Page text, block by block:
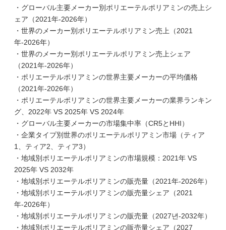
・グローバル主要メーカー別ポリエーテルポリアミンの売上シ
ェア（2021年-2026年）
・世界のメーカー別ポリエーテルポリアミン売上（2021
年-2026年）
・世界のメーカー別ポリエーテルポリアミン売上シェア
（2021年-2026年）
・ポリエーテルポリアミンの世界主要メーカーの平均価格
（2021年-2026年）
・ポリエーテルポリアミンの世界主要メーカーの業界ランキン
グ、2022年 VS 2025年 VS 2024年
・グローバル主要メーカーの市場集中率（CR5とHHI）
・企業タイプ別世界のポリエーテルポリアミン市場（ティア
1、ティア2、ティア3）
・地域別ポリエーテルポリアミンの市場規模：2021年 VS
2025年 VS 2032年
・地域別ポリエーテルポリアミンの販売量（2021年-2026年）
・地域別ポリエーテルポリアミンの販売量シェア（2021
年-2026年）
・地域別ポリエーテルポリアミンの販売量（2027년-2032年）
・地域別ポリエーテルポリアミンの販売量シェア（2027